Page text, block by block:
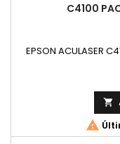
C4100
EPSON ACULASER

